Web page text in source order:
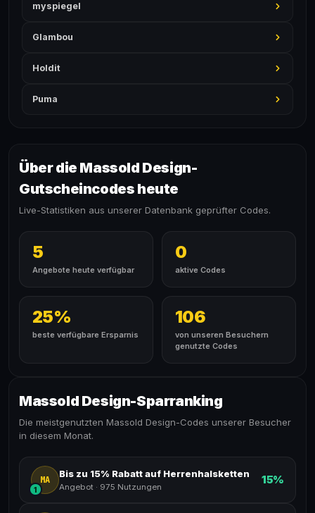
myspiegel
Glambou
Holdit
Puma
Über die Massold Design-
Gutscheincodes heute
Live-Statistiken aus unserer Datenbank geprüfter Codes.
5
Angebote heute verfügbar
0
aktive Codes
25%
beste verfügbare Ersparnis
106
von unseren Besuchern
genutzte Codes
Massold Design-Sparranking
Die meistgenutzten Massold Design-Codes unserer Besucher
in diesem Monat.
MA
1
Bis zu 15% Rabatt auf Herrenhalsketten
Angebot · 975 Nutzungen
15%